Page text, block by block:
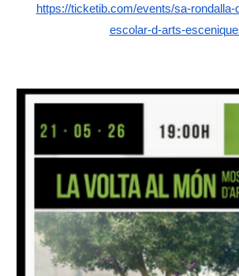
https://ticketib.com/events/sa-
escolar-d-arts-